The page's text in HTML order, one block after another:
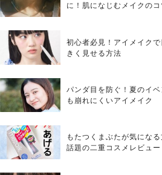
に！肌になじむメイクのコ
初心者必見！アイメイク
きく見せる方法
パンダ目を防ぐ！夏のイ
も崩れにくいアイメイク
もたつくまぶたが気になる
話題の二重コスメレビュー